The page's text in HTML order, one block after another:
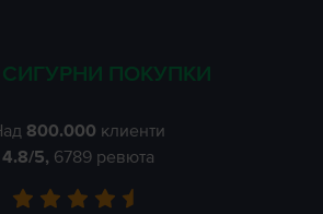
СИГУРНИ ПОКУПКИ
800.000 клиенти
4.8/5, 6789 ревюта